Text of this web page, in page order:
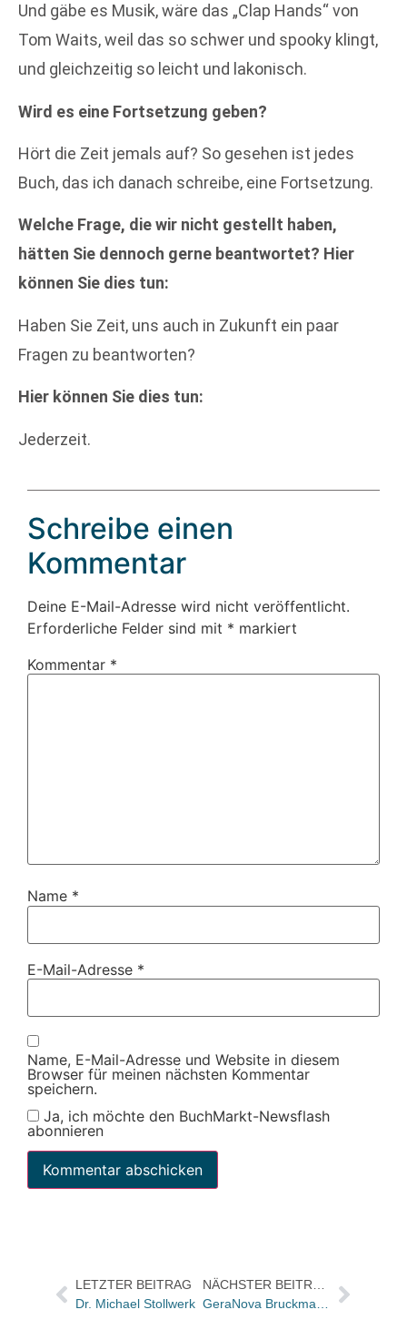
Und gäbe es Musik, wäre das „Clap Hands“ von
Tom Waits, weil das so schwer und spooky klingt,
und gleichzeitig so leicht und lakonisch.
Wird es eine Fortsetzung geben?
Hört die Zeit jemals auf? So gesehen ist jedes
Buch, das ich danach schreibe, eine Fortsetzung.
Welche Frage, die wir nicht gestellt haben,
hätten Sie dennoch gerne beantwortet? Hier
können Sie dies tun:
Haben Sie Zeit, uns auch in Zukunft ein paar
Fragen zu beantworten?
Hier können Sie dies tun:
Jederzeit.
Schreibe einen
Kommentar
Deine E-Mail-Adresse wird nicht veröffentlicht.
Erforderliche Felder sind mit * markiert
Kommentar *
Name *
E-Mail-Adresse *
Name, E-Mail-Adresse und Website in diesem
Browser für meinen nächsten Kommentar
speichern.
Ja, ich möchte den BuchMarkt-Newsflash
abonnieren
LETZTER BEITRAG
Dr. Michael Stollwerk